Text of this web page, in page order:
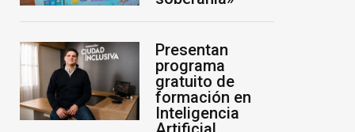
Presentan
programa
gratuito de
formación en
Inteligencia